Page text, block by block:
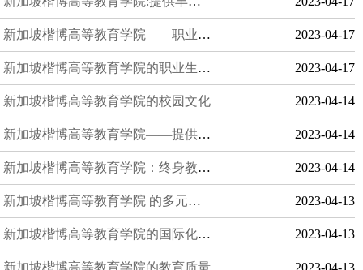
新加坡楷博高等教育学院——职业教育的领导者 2023-04-17
新加坡楷博高等教育学院的职业生涯发展支持 2023-04-17
新加坡楷博高等教育学院的校园文化 2023-04-14
新加坡楷博高等教育学院——提供独特的学术支持和资源 2023-04-14
新加坡楷博高等教育学院：终身教育的领导者 2023-04-14
新加坡楷博高等教育学院 的多元文化和国际化特色 2023-04-13
新加坡楷博高等教育学院的国际化教育 2023-04-13
新加坡楷博高等教育学院的教育质量 2023-04-13